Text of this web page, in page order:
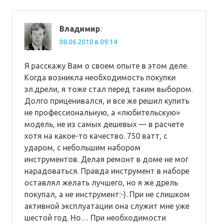
Владимир:
08.06.2010 в 09:14
Я расскажу Вам о своем опыте в этом деле.
Когда возникла необходимость покупки
эл.дрели, я тоже стал перед таким выбором.
Долго приценивался, и все же решил купить
не профессиональную, а «любительскую»
модель, не из самых дешевых — в расчете
хотя на какое-то качество. 750 ватт, с
ударом, с небольшим набором
инструментов. Делая ремонт в доме не мог
нарадоваться. Правда инструмент в наборе
оставлял желать лучшего, но я же дрель
покупал, а не инструмент:-). При не слишком
активной эксплуатации она служит мне уже
шестой год. Но… При необходимости